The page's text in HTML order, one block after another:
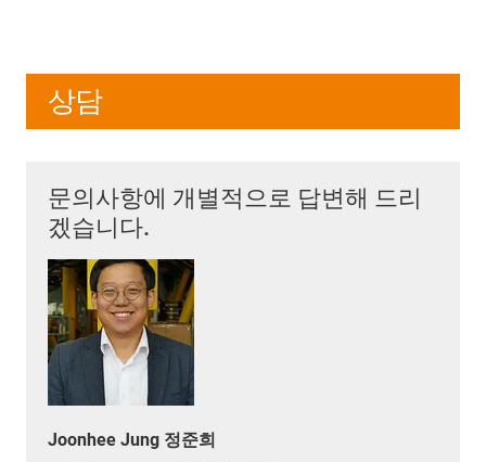
상담
문의사항에 개별적으로 답변해 드리
겠습니다.
Joonhee Jung 정준희